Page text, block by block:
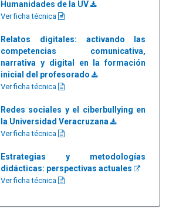
Humanidades de la UV
Ver ficha técnica
Relatos digitales: activando las
competencias comunicativa,
narrativa y digital en la formación
inicial del profesorado
Ver ficha técnica
Redes sociales y el ciberbullying en
la Universidad Veracruzana
Ver ficha técnica
Estrategias y metodologías
didácticas: perspectivas actuales
Ver ficha técnica